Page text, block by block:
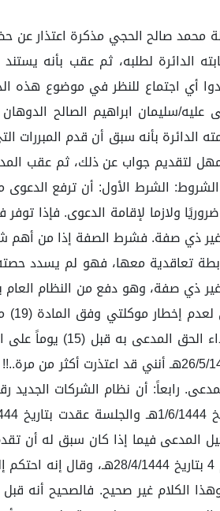
محمد صالح الحجي مذكرة اعتذار
الدائرة لطلبه، ثم عقب بأنه
أي اجتماع للنظر في موضوع هذه
سليمان ابراهيم الصالح
بأنه سبق أن قدم المبررات
لتقديم جواب عن ذلك، ثم عقب
الشرط الأول: أن ترفع
ولازما لإقامة الدعوى. فإذا
ذي صفة. فشرط الصفة إذا من أهم
تعاقدية معها، فهو لم يسدد
المحاكم التجارية،
يوجد ما يثبت تسلمها. ثالثاً: ذكر وكيل المدعى بالجلسة
26/12/1443هـ، وقد سألت الدائرة وكيل المدعى
قرار حياله..؟؟؟ فأجاب وكيل المدعى